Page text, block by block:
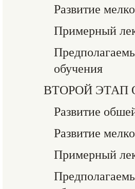
Развитие
Примерный
обучения
ВТОРОЙ ЭТАП
Развитие
Развитие
Примерный